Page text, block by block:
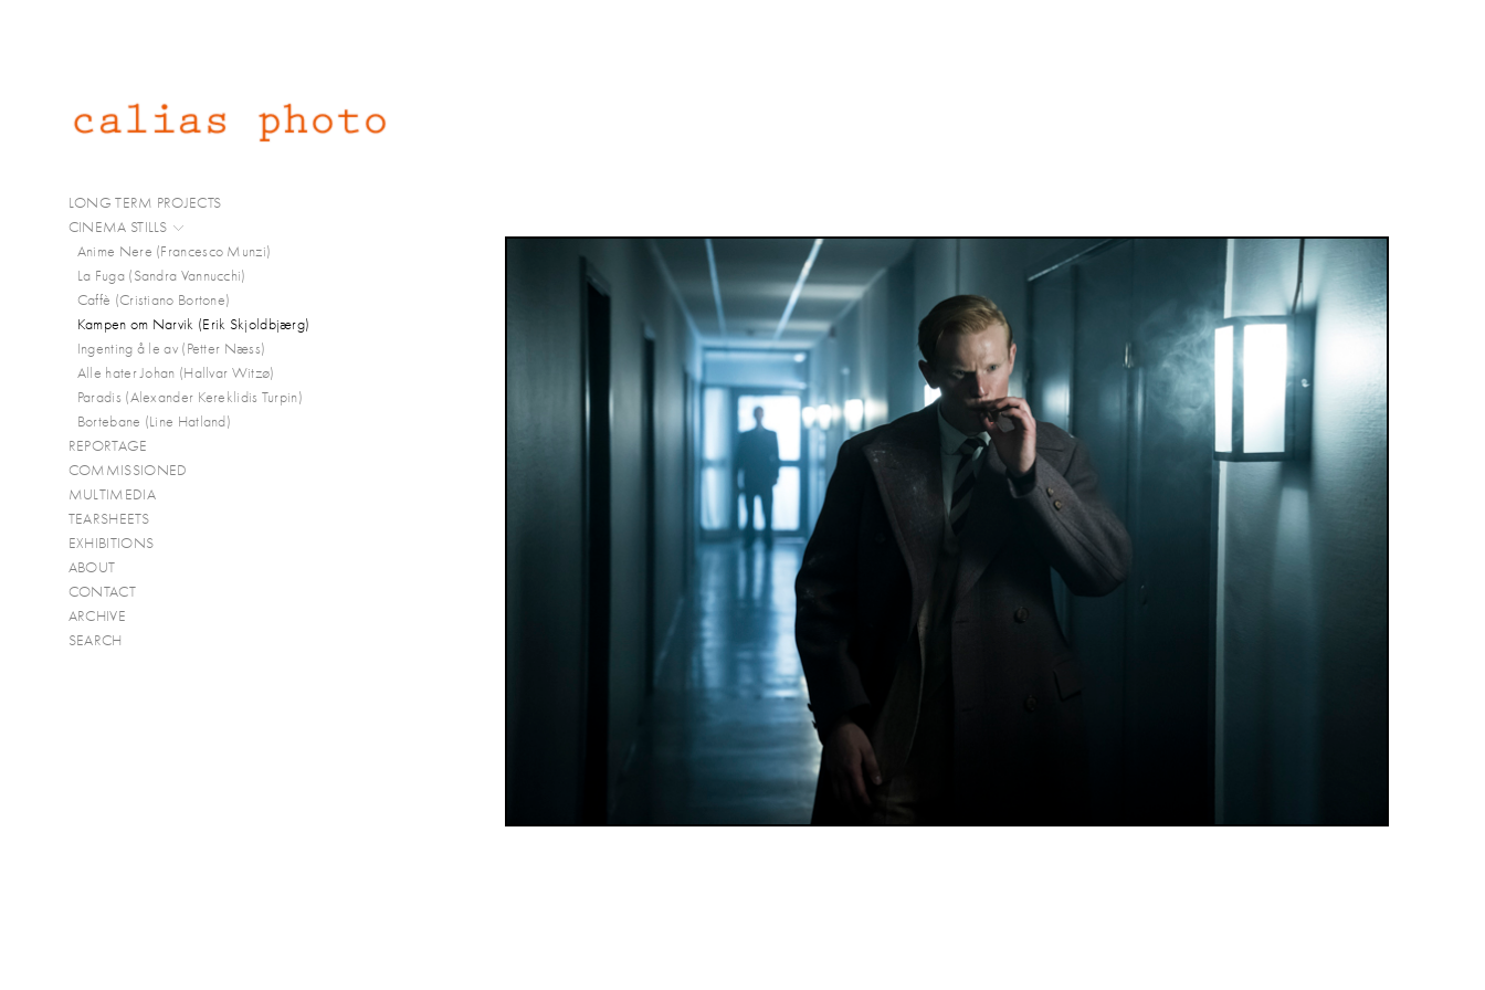
LONG TERM PROJECTS
CINEMA STILLS
Anime Nere (Francesco Munzi)
La Fuga (Sandra Vannucchi)
Caffè (Cristiano Bortone)
Kampen om Narvik (Erik Skjoldbjærg)
Ingenting å le av (Petter Næss)
Alle hater Johan (Hallvar Witzø)
Paradis (Alexander Kereklidis Turpin)
Bortebane (Line Hatland)
REPORTAGE
COMMISSIONED
MULTIMEDIA
TEARSHEETS
EXHIBITIONS
ABOUT
CONTACT
ARCHIVE
SEARCH